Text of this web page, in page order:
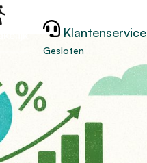
Klantenservice
Gesloten